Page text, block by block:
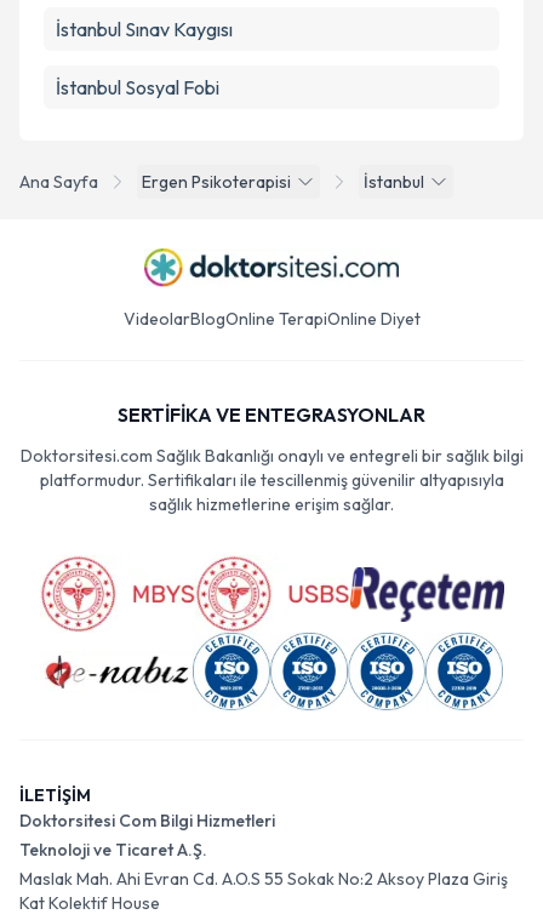
Ana Sayfa Ergen Psikoterapisi İstanbul
İstanbul Sınav Kaygısı
İstanbul Sosyal Fobi
VideolarBlogOnline TerapiOnline Diyet
SERTİFİKA VE ENTEGRASYONLAR
Doktorsitesi.com Sağlık Bakanlığı onaylı ve entegreli bir sağlık bilgi
platformudur. Sertifikaları ile tescillenmiş güvenilir altyapısıyla
sağlık hizmetlerine erişim sağlar.
İLETİŞİM
Doktorsitesi Com Bilgi Hizmetleri
Teknoloji ve Ticaret A.Ş.
Maslak Mah. Ahi Evran Cd. A.O.S 55 Sokak No:2 Aksoy Plaza Giriş
Kat Kolektif House